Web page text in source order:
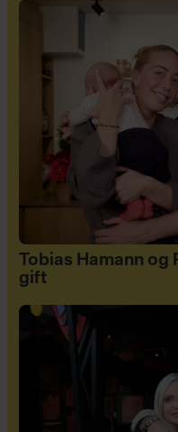
Tobias Hamann
gift